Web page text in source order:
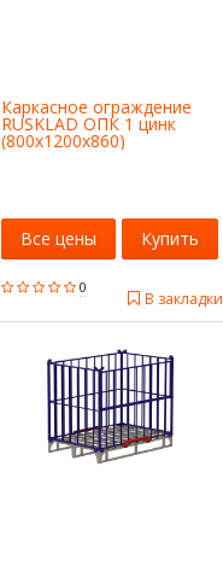
Каркасное ограждение
RUSKLAD ОПК 1 цинк
(800x1200x860)
0
В закладки
Все цены Купить